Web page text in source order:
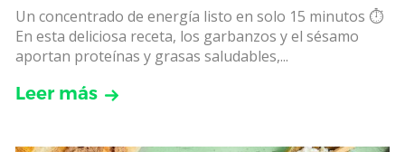
Un concentrado de energía listo en solo 15 minutos ⏱
️En esta deliciosa receta, los garbanzos y el sésamo
aportan proteínas y grasas saludables,...
Leer más